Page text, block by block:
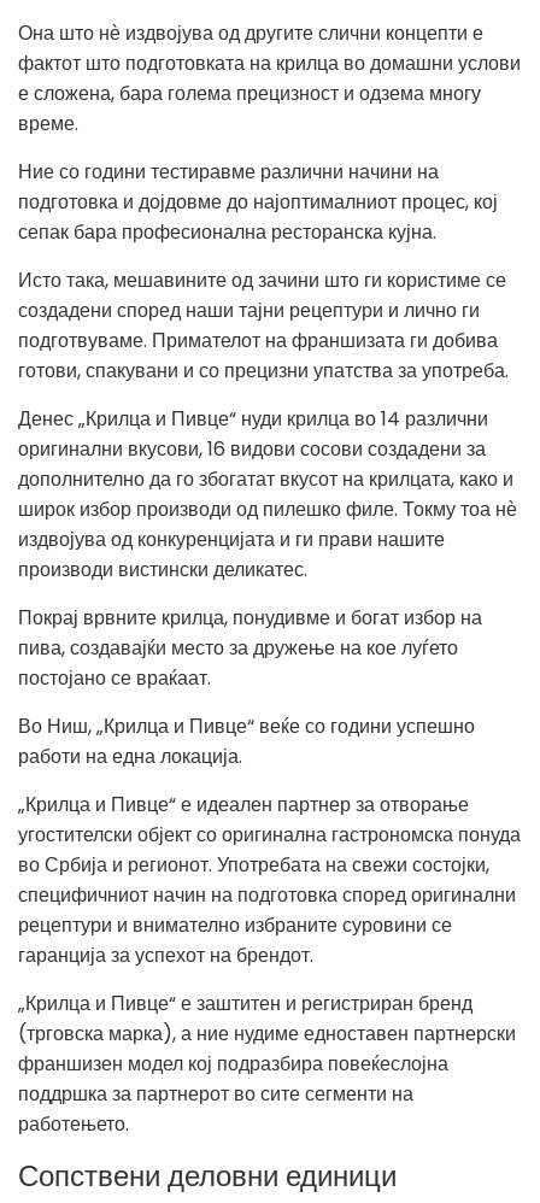
Она што нѐ издвојува од другите слични концепти е
фактот што подготовката на крилца во домашни услови
е сложена, бара голема прецизност и одзема многу
време.
Ние со години тестиравме различни начини на
подготовка и дојдовме до најоптималниот процес, кој
сепак бара професионална ресторанска кујна.
Исто така, мешавините од зачини што ги користиме се
создадени според наши тајни рецептури и лично ги
подготвуваме. Примателот на франшизата ги добива
готови, спакувани и со прецизни упатства за употреба.
Денес „Крилца и Пивце“ нуди крилца во 14 различни
оригинални вкусови, 16 видови сосови создадени за
дополнително да го збогатат вкусот на крилцата, како и
широк избор производи од пилешко филе. Токму тоа нѐ
издвојува од конкуренцијата и ги прави нашите
производи вистински деликатес.
Покрај врвните крилца, понудивме и богат избор на
пива, создавајќи место за дружење на кое луѓето
постојано се враќаат.
Во Ниш, „Крилца и Пивце“ веќе со години успешно
работи на една локација.
„Крилца и Пивце“ е идеален партнер за отворање
угостителски објект со оригинална гастрономска понуда
во Србија и регионот. Употребата на свежи состојки,
специфичниот начин на подготовка според оригинални
рецептури и внимателно избраните суровини се
гаранција за успехот на брендот.
„Крилца и Пивце“ е заштитен и регистриран бренд
(трговска марка), а ние нудиме едноставен партнерски
франшизен модел кој подразбира повеќеслојна
поддршка за партнерот во сите сегменти на
работењето.
Сопствени деловни единици